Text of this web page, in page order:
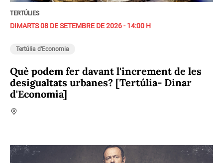
TERTÚLIES
DIMARTS 08 DE SETEMBRE DE 2026 - 14:00 H
Tertúlia d'Economia
Què podem fer davant l'increment de les
desigualtats urbanes? [Tertúlia- Dinar
d'Economia]